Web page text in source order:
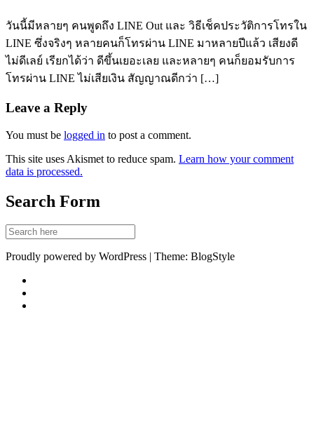
วันนี้มีหลายๆ คนพูดถึง LINE Out และ วิธีเช็คประวัติการโทรใน
LINE ซึ่งจริงๆ หลายคนก็โทรผ่าน LINE มาหลายปีแล้ว เสียงดี
ไม่ดีเลย์ เรียกได้ว่า ดีขึ้นเยอะเลย และหลายๆ คนก็ยอมรับการ
โทรผ่าน LINE ไม่เสียเงิน สัญญาณดีกว่า […]
Leave a Reply
You must be logged in to post a comment.
This site uses Akismet to reduce spam. Learn how your comment
data is processed.
Search Form
Proudly powered by WordPress | Theme: BlogStyle